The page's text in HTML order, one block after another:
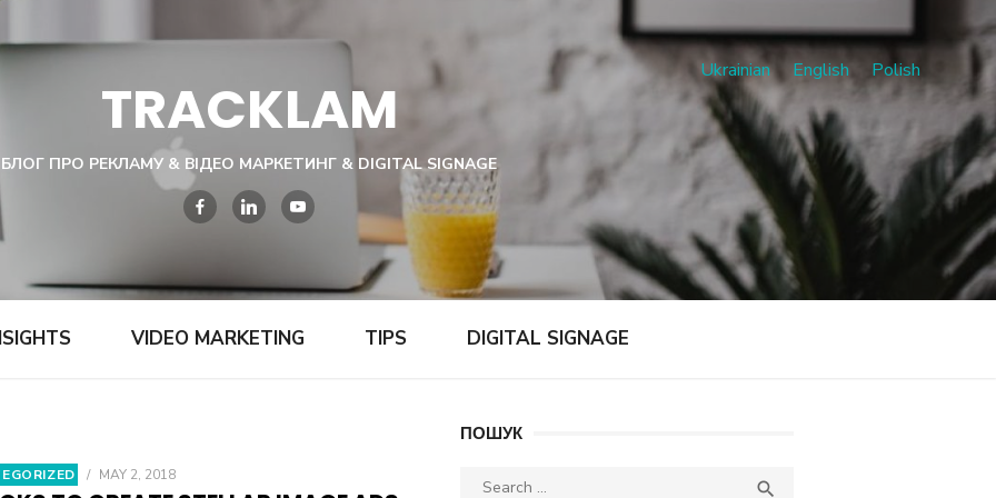
TRACKLAM
БЛОГ ПРО РЕКЛАМУ & ВІДЕО МАРКЕТИНГ & DIGITAL SIGNAGE
VIDEO MARKETING TIPS DIGITAL SIGNAGE
Ukrainian English Polish
/ MAY 2, 2018
ПОШУК
Search
